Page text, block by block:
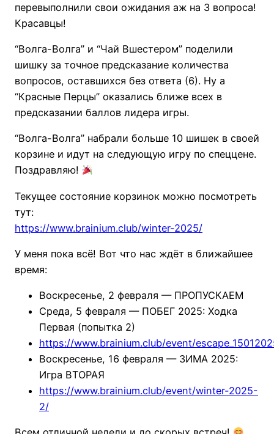
перевыполнили свои ожидания аж на 3 вопроса!
Красавцы!
“Волга-Волга” и “Чай Вшестером” поделили
шишку за точное предсказание количества
вопросов, оставшихся без ответа (6). Ну а
“Красные Перцы” оказались ближе всех в
предсказании баллов лидера игры.
“Волга-Волга” набрали больше 10 шишек в своей
корзине и идут на следующую игру по спеццене.
Поздравляю!
Текущее состояние корзинок можно посмотреть
тут:
https://www.brainium.club/winter-2025/
У меня пока всё! Вот что нас ждёт в ближайшее
время:
Воскресенье, 2 февраля — ПРОПУСКАЕМ
Среда, 5 февраля — ПОБЕГ 2025: Ходка
Первая (попытка 2)
https://www.brainium.club/event/
Воскресенье, 16 февраля — ЗИМА 2025:
Игра ВТОРАЯ
https://www.brainium.club/event/winter-2025-
2/